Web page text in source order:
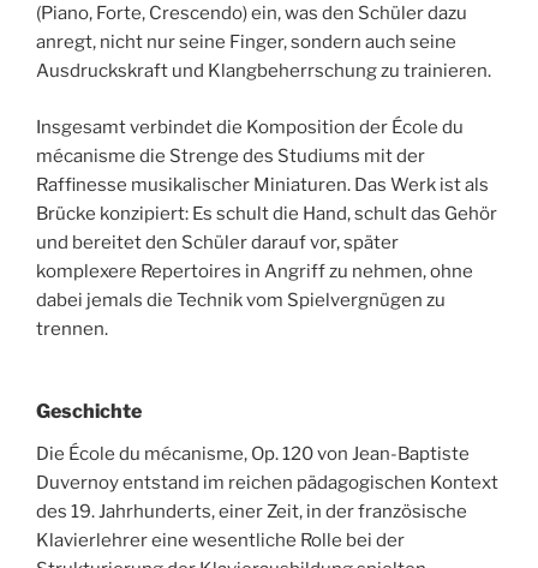
(Piano, Forte, Crescendo) ein, was den Schüler dazu
anregt, nicht nur seine Finger, sondern auch seine
Ausdruckskraft und Klangbeherrschung zu trainieren.
Insgesamt verbindet die Komposition der École du
mécanisme die Strenge des Studiums mit der
Raffinesse musikalischer Miniaturen. Das Werk ist als
Brücke konzipiert: Es schult die Hand, schult das Gehör
und bereitet den Schüler darauf vor, später
komplexere Repertoires in Angriff zu nehmen, ohne
dabei jemals die Technik vom Spielvergnügen zu
trennen.
Geschichte
Die École du mécanisme, Op. 120 von Jean-Baptiste
Duvernoy entstand im reichen pädagogischen Kontext
des 19. Jahrhunderts, einer Zeit, in der französische
Klavierlehrer eine wesentliche Rolle bei der